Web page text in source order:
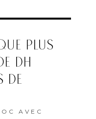
PLUS
DH
DE
AVEC